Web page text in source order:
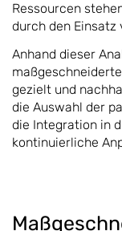
Ressourcen
durch den Einsatz
Anhand dieser
gezielt und
die Auswahl der
die Integration in
kontinuierliche